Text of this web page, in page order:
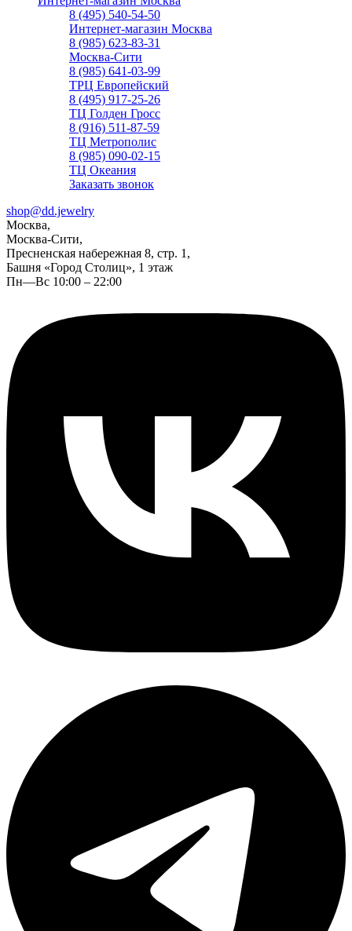
8 (495) 540-54-50
Интернет-магазин Москва
8 (985) 623-83-31
Москва-Сити
8 (985) 641-03-99
ТРЦ Европейский
8 (495) 917-25-26
ТЦ Голден Гросс
8 (916) 511-87-59
ТЦ Метрополис
8 (985) 090-02-15
ТЦ Океания
Заказать звонок
shop@dd.jewelry
Москва,
Москва-Сити,
Пресненская набережная 8, стр. 1,
Башня «Город Столиц», 1 этаж
Пн—Вс 10:00 – 22:00